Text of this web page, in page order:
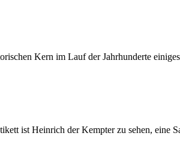
Kern im Lauf der Jahrhunderte
ist Heinrich der Kempter zu sehen, eine